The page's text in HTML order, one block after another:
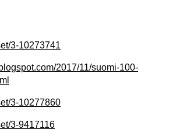
3-10273741
2017/11/suomi-100-
3-10277860
3-9417116